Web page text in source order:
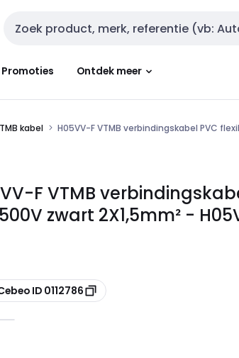
Zoekveld invoer
Promoties Ontdek meer
kabel H05VV-F VTMB verbindingskabel PVC
F VTMB
zwart 2X1,5mm² -
ID 0112786